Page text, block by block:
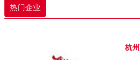
还能照顾照
季匆忙抛售
热门企业
杭